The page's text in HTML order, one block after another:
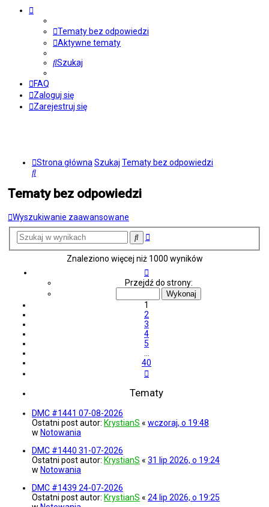
Tematy bez odpowiedzi
Aktywne tematy
Szukaj
FAQ
Zaloguj się
Zarejestruj się
Strona główna Szukaj Tematy bez odpowiedzi
Szukaj
Tematy bez odpowiedzi
Wyszukiwanie zaawansowane
SzukajWyszukiwanie
Znaleziono więcej niż 1000 wyników
1
z
40
Przejdź do strony:
1
2
3
4
5
40
Tematy
DMC #1441 07-08-2026
Ostatni post autor: KrystianS « wczoraj, o 19:48
w Notowania
DMC #1440 31-07-2026
Ostatni post autor: KrystianS « 31 lip 2026, o 19:24
w Notowania
DMC #1439 24-07-2026
Ostatni post autor: KrystianS « 24 lip 2026, o 19:25